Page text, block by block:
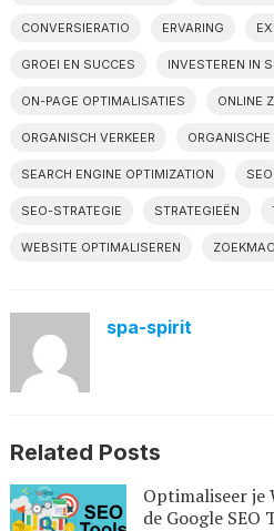
CONVERSIERATIO ERVARING
GROEI EN SUCCES INVESTEREN IN
ON-PAGE OPTIMALISATIES ONLINE
ORGANISCH VERKEER
SEARCH ENGINE OPTIMIZATION SEO
SEO-STRATEGIE STRATEGIEËN
WEBSITE OPTIMALISEREN
spa-spirit
Related Posts
Optimaliseer je
de Google SEO